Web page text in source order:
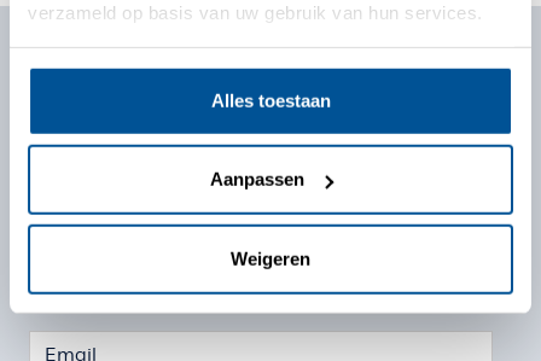
verzameld op basis van uw gebruik van hun services.
Alles toestaan
Aanpassen
Weigeren
Schrijf u vandaag nog in
en ontvang de beste acties als eerste in uw mailbox.